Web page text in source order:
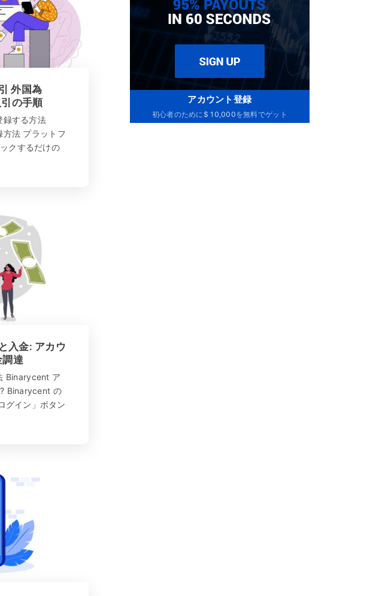
外国為
の手順
録する方法
法 プラットフ
クするだけの
アップ」をク
入金: アカウ
調達
Binarycent ア
Binarycent の
グイン」ボタン
スワードを入
アカウント登録
初心者のために$ 10,000を無料でゲット